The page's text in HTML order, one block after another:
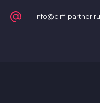
info@cliff-partner.ru